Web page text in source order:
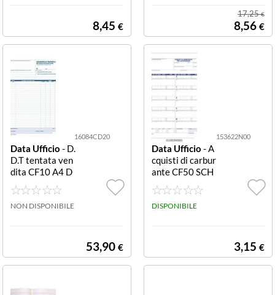
IE RICALC. 11 5
8,45 €
17,25€
8,56 €
16084CD20
Data Ufficio - D.
D.T tentata ven
dita CF10 A4 D
U16084CD20
DOCUMENTO
DI TRASPORTO
TI
NON DISPONIBILE
53,90 €
153622N00
Data Ufficio - A
cquisti di carbur
ante CF50 SCH
EDE CARBURA
NTI 24X17 11P
REL DU153622
LEVAMENTI (C
DISPONIBILE
3,15 €